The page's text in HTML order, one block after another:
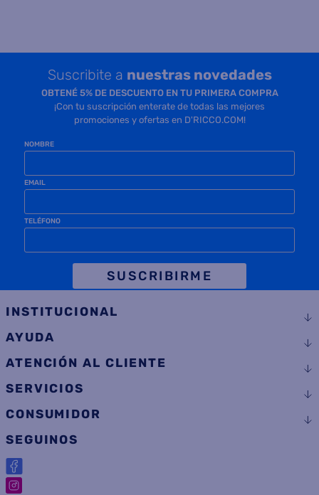
Suscribite a nuestras novedades
OBTENÉ 5% DE DESCUENTO EN TU PRIMERA COMPRA
¡Con tu suscripción enterate de todas las mejores
promociones y ofertas en D'RICCO.COM!
NOMBRE
EMAIL
TELÉFONO
SUSCRIBIRME
INSTITUCIONAL
AYUDA
ATENCIÓN AL CLIENTE
SERVICIOS
CONSUMIDOR
SEGUINOS